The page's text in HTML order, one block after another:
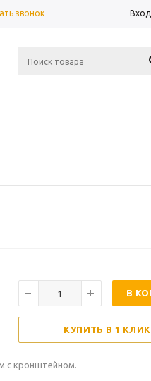
звонок Вход
КУПИТЬ В 1 КЛИК
с кронштейном.